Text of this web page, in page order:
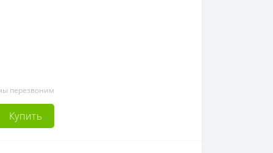
перезвоним
Купить